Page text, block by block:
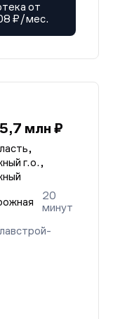
от
₽/мес.
млн ₽
г.о.,
20
минут